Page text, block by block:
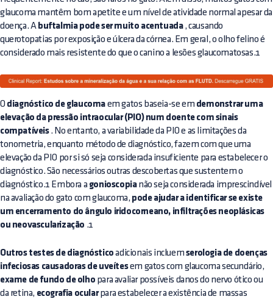
glaucoma mantêm bom apetite e um nível de atividade normal apesar da
doença. A buftalmia pode ser muito acentuada, causando
querotopatias por exposição e úlcera da córnea. Em geral, o olho felino é
considerado mais resistente do que o canino a lesões glaucomatosas.1
O diagnóstico de glaucoma em gatos baseia-se em demonstrar uma
elevação da pressão intraocular (PIO) num doente com sinais
compatíveis. No entanto, a variabilidade da PIO e as limitações da
tonometria, enquanto método de diagnóstico, fazem com que uma
elevação da PIO por si só seja considerada insuficiente para estabelecer o
diagnóstico. São necessários outras descobertas que sustentem o
diagnóstico.1 Embora a gonioscopianão seja considerada imprescindível
na avaliação do gato com glaucoma, pode ajudar a identificar se existe
um encerramento do ângulo iridocorneano, infiltrações neoplásicas
ou neovascularização .1
Outros testes de diagnóstico adicionais incluem serologia de doenças
infeciosas causadoras de uveítesem gatos com glaucoma secundário,
exame de fundo de olho para avaliar possíveis danos do nervo ótico ou
da retina, ecografia ocularpara estabelecer a existência de massas